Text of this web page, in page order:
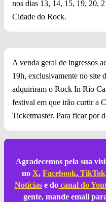
nos dias 13, 14, 15, 19, 20,
Cidade do Rock.
A venda geral de ingressos
19h, exclusivamente no site
adquiriram o Rock In Rio
festival em que irão curtir a
Ticketmaster. Para ficar por
Agradecemos pela sua
no X, Facebook, TikTok
Notíciase docanal do
gente, mande email